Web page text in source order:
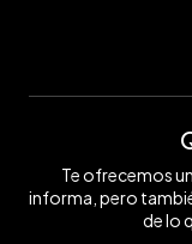
Te ofrecemos
informa, pero
de lo